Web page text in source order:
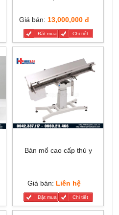
Giá bán: 13,000,000 đ
Đặt mua Chi tiết
Bàn mổ cao cấp thú y
Giá bán: Liên hệ
Đặt mua Chi tiết